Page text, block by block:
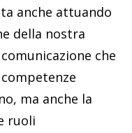
anche attuando
della nostra
che
ma anche la
ruoli